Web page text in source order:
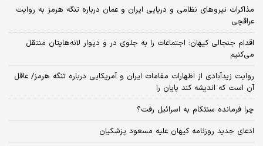
مذاکرات نیروهای نظامی و دریایی ایران و عمان درباره تنگه هرمز به روایت
عراقچی
اقدام جنجالی کیهان: اجتماعات را به جلوی در و دیوار لانه‌هایتان منتقل
می‌کنیم
روایت زیدآبادی از اظهارات مقامات ایران و آمریکایی درباره تنگه هرمز/ عاقل
آن است که اندیشه کند پایان را
چرا فرمانده سنتکام به اسرائیل رفت؟
ادعای جدید روزنامه کیهان علیه مسعود پزشکیان